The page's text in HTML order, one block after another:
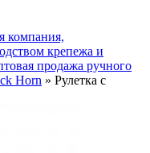
компания,
крепежа и
продажа ручного
Horn » Рулетка с